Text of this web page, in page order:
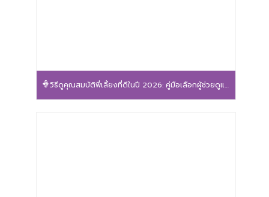
วิธีดูคุณสมบัติพี่เลี้ยงที่ดีในปี 2026: คู่มือเลือกผู้ช่วยดูแลลูกน้อยให้ปลอดภัยและอุ่นใจ